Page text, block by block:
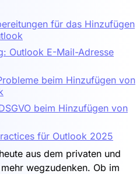
für das Hinzufügen
Outlook E-Mail-Adresse
beim Hinzufügen von
beim Hinzufügen von
für Outlook 2025
aus dem privaten und
wegzudenken. Ob im